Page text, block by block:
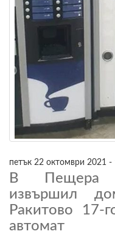
петък 22 октомври 2021 -
В Пещера
извършил
Ракитово 17-
автомат